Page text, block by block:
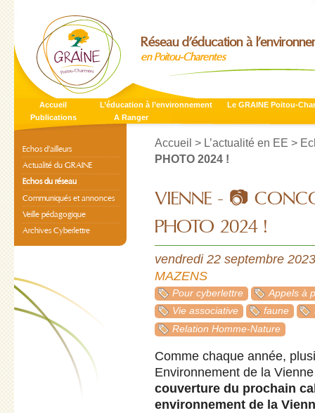
Réseau d’éducation à
en Poitou-Charentes
Accueil L’éducation à l’environnement
Le GRAINE Poitou-
Publications
A Ranger
Accueil > L’actualité en EE >
PHOTO 2024 !
VIENNE - 📷
PHOTO 2024 !
vendredi 22 septembre 2023
MAZENS
Pour cyberlettre
Appels à
Vie associative
faune
Relation Homme-Nature
Comme chaque année,
Environnement de la
couverture du prochain
environnement de la
Echos d’ailleurs
Actualité du GRAINE
Echos du réseau
Communiqués et annonces
Veille pédagogique
Archives Cyberlettre